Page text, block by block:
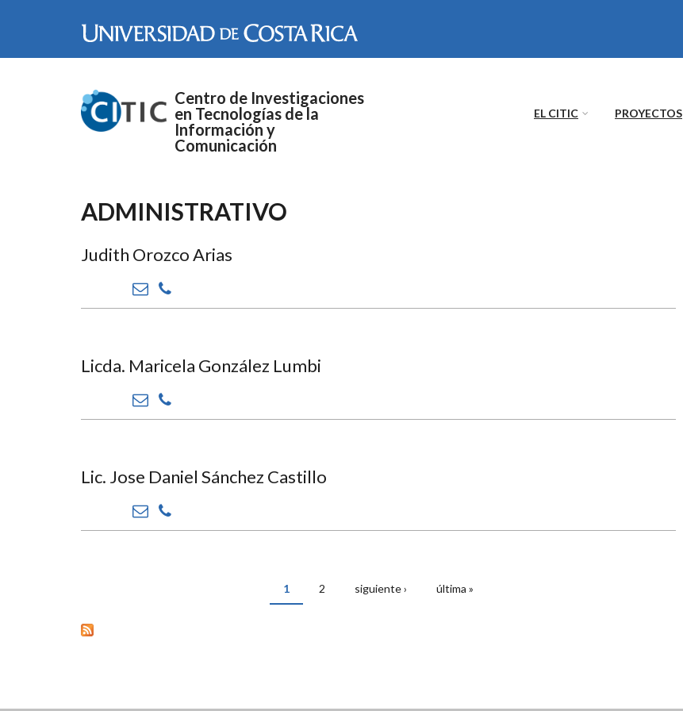
Centro de Investigaciones
en Tecnologías de la
Información y
Comunicación
EL CITIC PROYECTOS
ADMINISTRATIVO
Judith Orozco Arias
Licda. Maricela González Lumbi
Lic. Jose Daniel Sánchez Castillo
1 2 siguiente › última »